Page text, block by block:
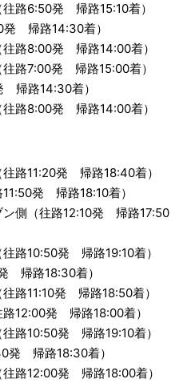
路6:50発 帰路15:10着）
帰路14:30着）
路8:00発 帰路14:00着）
路7:00発 帰路15:00着）
帰路14:30着）
路8:00発 帰路14:00着）
路11:20発 帰路18:40着）
発 帰路18:10着）
側（往路12:10発 帰路17:50
路10:50発 帰路19:10着）
帰路18:30着）
路11:10発 帰路18:50着）
12:00発 帰路18:00着）
路10:50発 帰路19:10着）
発 帰路18:30着）
路12:00発 帰路18:00着）